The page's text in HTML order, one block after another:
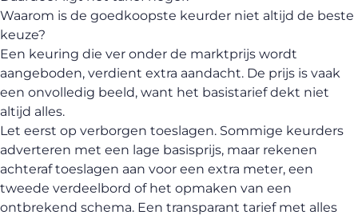
Waarom is de goedkoopste keurder niet altijd de beste
keuze?
Een keuring die ver onder de marktprijs wordt
aangeboden, verdient extra aandacht. De prijs is vaak
een onvolledig beeld, want het basistarief dekt niet
altijd alles.
Let eerst op verborgen toeslagen. Sommige keurders
adverteren met een lage basisprijs, maar rekenen
achteraf toeslagen aan voor een extra meter, een
tweede verdeelbord of het opmaken van een
ontbrekend schema. Een transparant tarief met alles